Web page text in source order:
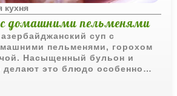
кухня
домашними пельменями
суп с
пельменями, горохом
Насыщенный бульон и
делают это блюдо особенно
и сытным.